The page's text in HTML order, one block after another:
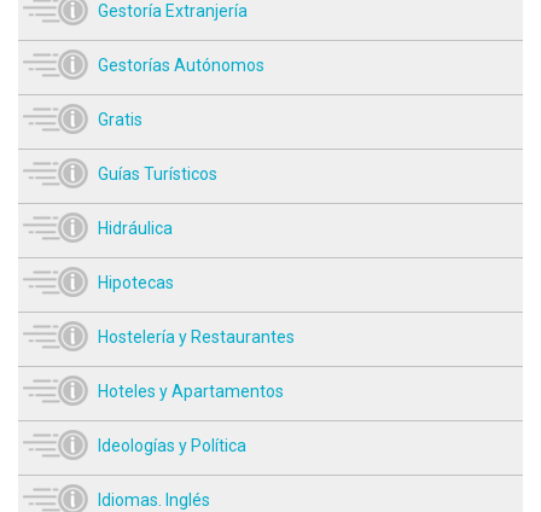
Gestoría Extranjería
Gestorías Autónomos
Gratis
Guías Turísticos
Hidráulica
Hipotecas
Hostelería y Restaurantes
Hoteles y Apartamentos
Ideologías y Política
Idiomas. Inglés